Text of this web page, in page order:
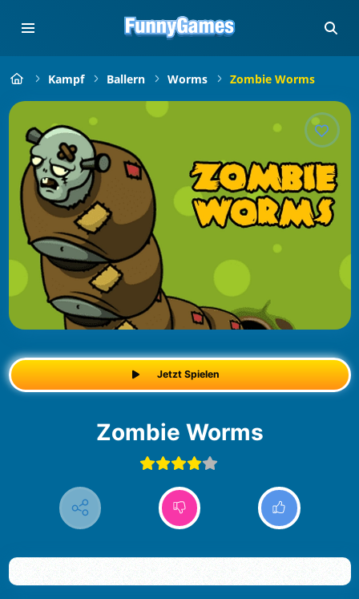
Kampf Ballern Worms Zombie Worms
Jetzt Spielen
Zombie Worms